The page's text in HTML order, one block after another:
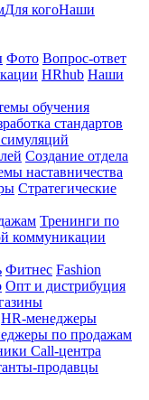
Для когоНаши
Фото Вопрос-ответ
HRhub Наши
обучения
стандартов
Создание отдела
наставничества
Стратегические
Тренинги по
коммуникации
Фитнес Fashion
Опт и дистрибуция
HR-менеджеры
по продажам
Call-центра
продавцы